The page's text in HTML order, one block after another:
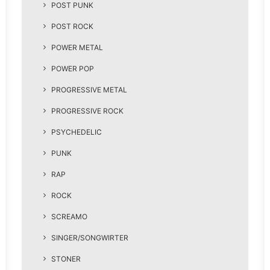
POST PUNK
POST ROCK
POWER METAL
POWER POP
PROGRESSIVE METAL
PROGRESSIVE ROCK
PSYCHEDELIC
PUNK
RAP
ROCK
SCREAMO
SINGER/SONGWIRTER
STONER